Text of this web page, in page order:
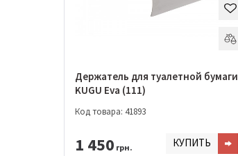
Держатель для туалетной бумаги
KUGU Eva (111)
Код товара: 41893
1 450 грн. КУПИТЬ